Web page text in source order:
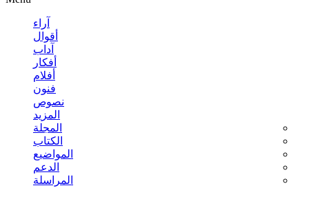
آراء
أقوال
آداب
أفكار
أفلام
فنون
نصوص
المزيد
المجلة
الكتاب
المواضيع
الدعم
المراسلة